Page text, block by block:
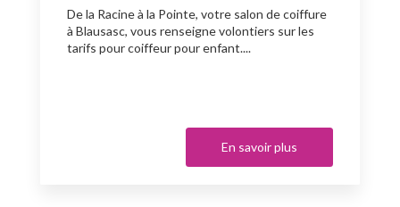
De la Racine à la Pointe, votre salon de coiffure
à Blausasc, vous renseigne volontiers sur les
tarifs pour coiffeur pour enfant....
En savoir plus